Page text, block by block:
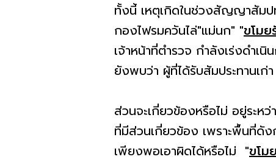
ทั้งนี้ เหตุเกิดในช่วงสัญญาสัมป
กองไฟรมควันไล่"แม่นก" "ขโม
เจ้าหน้าที่ตำรวจ กำลังเร่งดำเ
ยังพบว่า ผู้ที่ได้รับสัมประทานเก่
ส่วนจะเกี่ยวข้องหรือไม่ อยู่ระ
ที่มีส่วนเกี่ยวข้อง เพราะพื้นที่ดั
เพียงพอเอาผิดได้หรือไม่ "ขโม